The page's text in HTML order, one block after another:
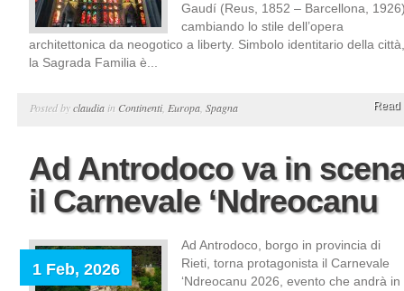
Gaudí (Reus, 1852 – Barcellona,
cambiando lo stile dell’opera
architettonica da neogotico a liberty. Simbolo identitario della città,
la Sagrada Familia è...
Posted byclaudia in Continenti, Europa Spagna Read
Ad Antrodoco va in
il Carnevale ‘Ndreocanu
1 Feb, 2026
Ad Antrodoco, borgo in provincia di
Rieti, torna protagonista il Carnevale
‘Ndreocanu 2026, evento che andrà in